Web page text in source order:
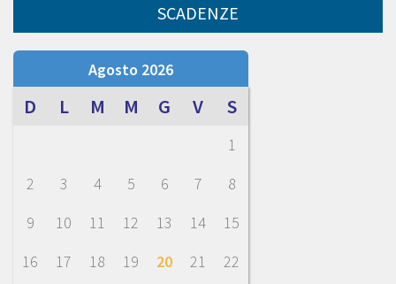
SCADENZE
Agosto 2026
D L M M G V S
1
2
3 4 5 6 7
8
9
10 11 12 13 14
15
16
17 18 19 20 21
22